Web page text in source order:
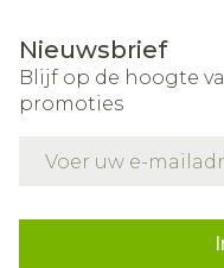
Nieuwsbrief
Blijf op de hoogte
promoties